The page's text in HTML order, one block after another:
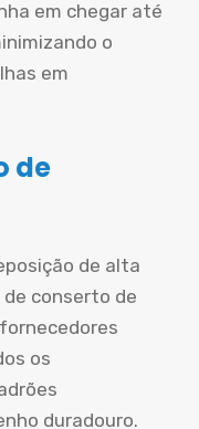
em chegar até
o
em
de
de alta
conserto de
os
duradouro.